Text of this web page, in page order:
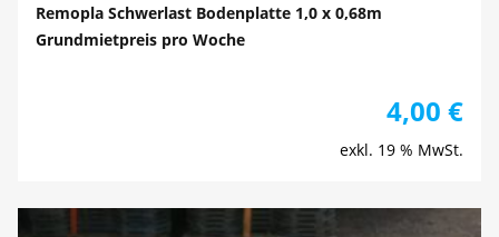
Remopla Schwerlast Bodenplatte 1,0 x 0,68m
Grundmietpreis pro Woche
4,00 €
exkl. 19 % MwSt.